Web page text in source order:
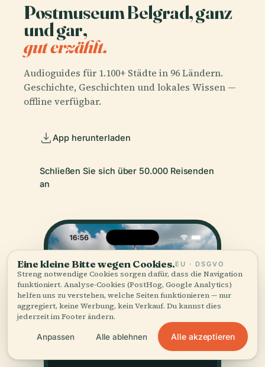
Postmuseum Belgrad, ganz
und gar,
gut erzählt.
Audioguides für 1.100+ Städte in 96 Ländern.
Geschichte, Geschichten und lokales Wissen —
offline verfügbar.
App herunterladen
Schließen Sie sich über 50.000 Reisenden
an
Eine kleine Bitte wegen Cookies.EU · DSGVO
Streng notwendige Cookies sorgen dafür, dass die Navigation
funktioniert. Analyse-Cookies (PostHog, Google Analytics)
helfen uns zu verstehen, welche Seiten funktionieren — nur
aggregiert, keine Werbung, kein Verkauf. Du kannst dies
jederzeit im Footer ändern.
Anpassen Alle ablehnen Alle akzeptieren